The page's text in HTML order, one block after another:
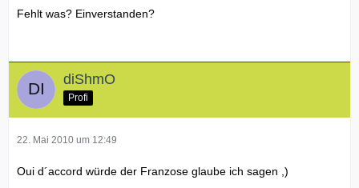
Fehlt was? Einverstanden?
diShmO
Profi
22. Mai 2010 um 12:49
Oui d´accord würde der Franzose glaube ich sagen ,)